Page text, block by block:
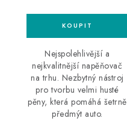
Nejspolehlivější a
nejkvalitnější napěňovač
na trhu. Nezbytný nástroj
pro tvorbu velmi husté
pěny, která pomáhá šetrně
předmýt auto.